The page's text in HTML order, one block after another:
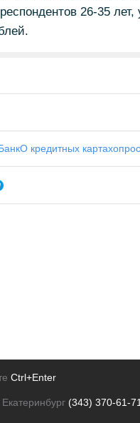
26-35
О кредитных картахопрос
Ctrl+Enter
(343) 370-61-71